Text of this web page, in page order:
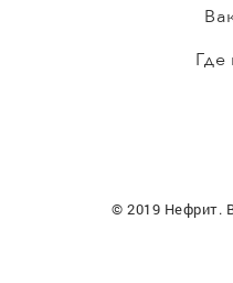
Где
© 2019 Нефрит.